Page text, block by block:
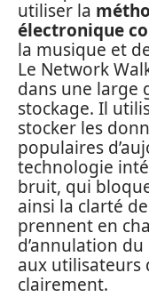
utiliser la
électronique
la musique et
Le Network
dans une large
stockage. Il
stocker les
populaires
technologie
bruit, qui
ainsi la clarté
prennent en
d’annulation
aux utilisateurs
clairement.